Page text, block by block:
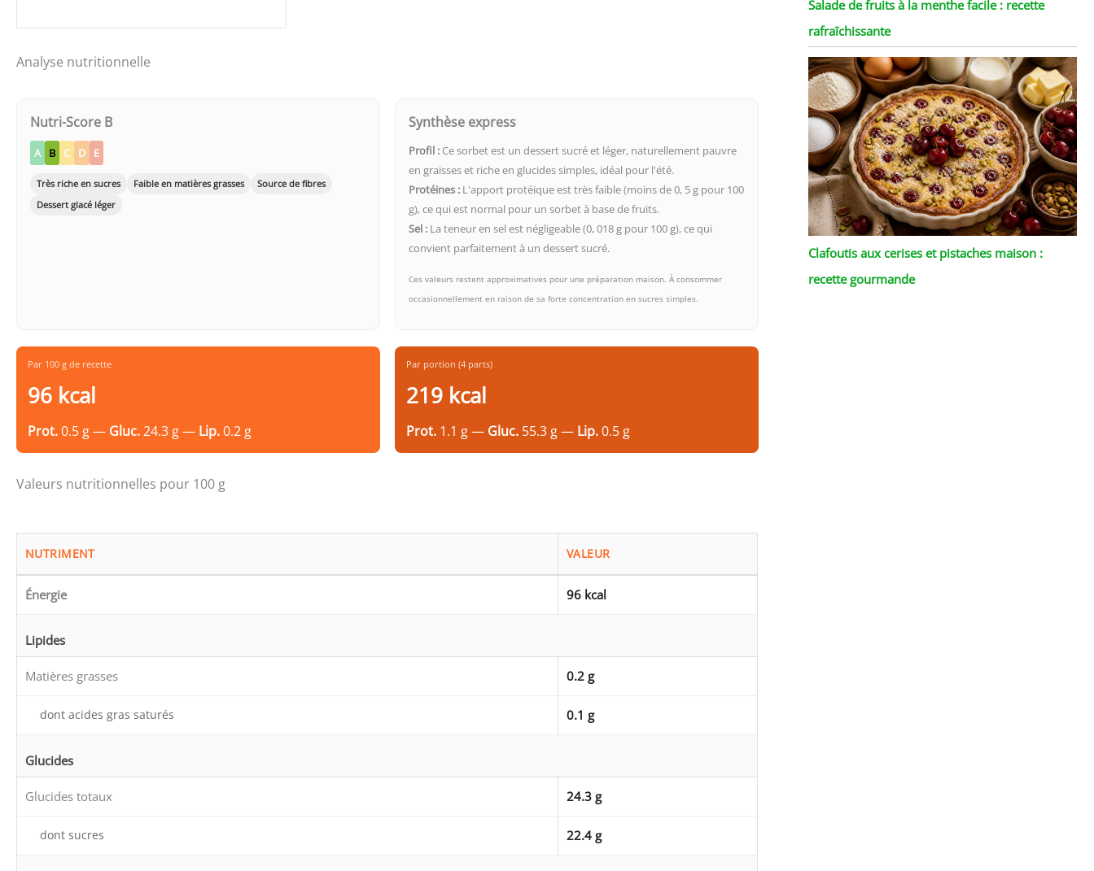
Analyse nutritionnelle
Nutri-Score B
A B C D E
Très riche en sucres Faible en matières grasses
Source de fibres
Dessert glacé léger
Synthèse express
Profil : Ce sorbet est un dessert sucré et léger, naturellement pauvre
en graisses et riche en glucides simples, idéal pour l'été.
Protéines : L'apport protéique est très faible (moins de 0, 5 g pour 100
g), ce qui est normal pour un sorbet à base de fruits.
Sel : La teneur en sel est négligeable (0, 018 g pour 100 g), ce qui
convient parfaitement à un dessert sucré.
Ces valeurs restent approximatives pour une préparation maison. À consommer
occasionnellement en raison de sa forte concentration en sucres simples.
Par 100 g de recette
96 kcal
Prot.0.5 g — Gluc.24.3 g — Lip.0.2 g
Par portion (4 parts)
219 kcal
Prot. 1.1 g — Gluc. 55.3 g — Lip.0.5 g
Valeurs nutritionnelles pour 100 g
NUTRIMENT VALEUR
Énergie 96 kcal
Lipides
Matières grasses 0.2 g
dont acides gras saturés 0.1 g
Glucides
Glucides totaux 24.3 g
dont sucres 22.4 g
Salade de fruits à la menthe facile : recette
rafraîchissante
Clafoutis aux cerises et pistaches maison :
recette gourmande